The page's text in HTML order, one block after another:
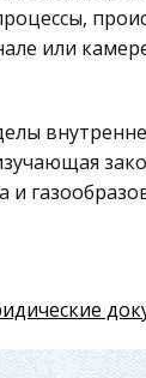
право
частное
или
и